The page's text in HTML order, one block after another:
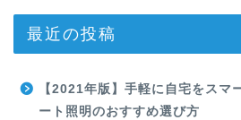
最近の投稿
【2021年版】手軽に自宅をスマ
ート照明のおすすめ選び方